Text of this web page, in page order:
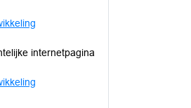
internetpagina